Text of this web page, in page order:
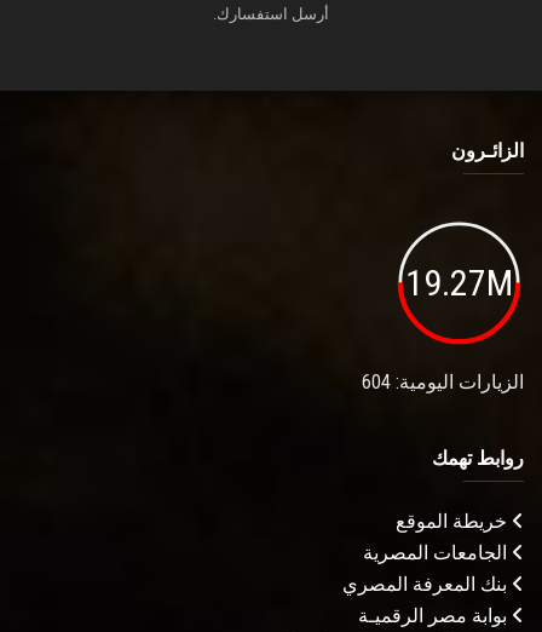
أرسل استفسارك.
الزائـرون
19.27M
الزيارات اليومية: 604
روابط تهمك
خريطة الموقع
الجامعات المصرية
بنك المعرفة المصري
بوابة مصر الرقميـة